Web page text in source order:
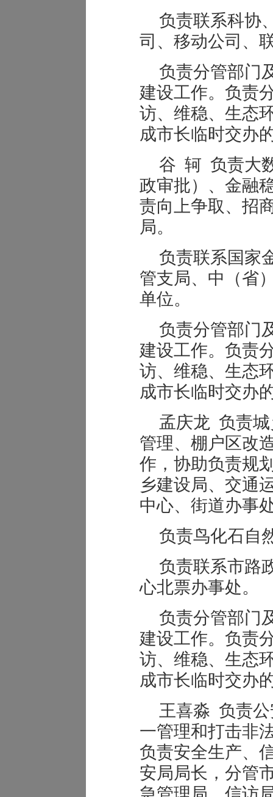
负责联系科协
司、移动公司、
负责分管部门
建设工作。负责
访、维稳、生态
成市长临时交办
谷 轲 负责大
政审批）、金融
责向上争取、招
局。
负责联系国家
管支局、中（省
单位。
负责分管部门
建设工作。负责
访、维稳、生态
成市长临时交办
孟庆龙 负责
管理、棚户区改
作，协助负责规
乡建设局、交通
中心、街道办事
负责鸟化石自
负责联系市路
心北票办事处。
负责分管部门
建设工作。负责
访、维稳、生态
成市长临时交办
王喜淼 负责
一管理和打击非
负责安全生产、
安局局长，分管